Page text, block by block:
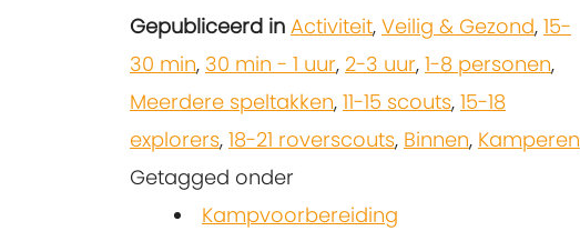
Gepubliceerd in Activiteit, Veilig & Gezond, 15-
30 min, 30 min - 1 uur, 2-3 uur, 1-8 personen,
Meerdere speltakken, 11-15 scouts, 15-18
explorers, 18-21 roverscouts, Binnen, Kamperen
Getagged onder
Kampvoorbereiding